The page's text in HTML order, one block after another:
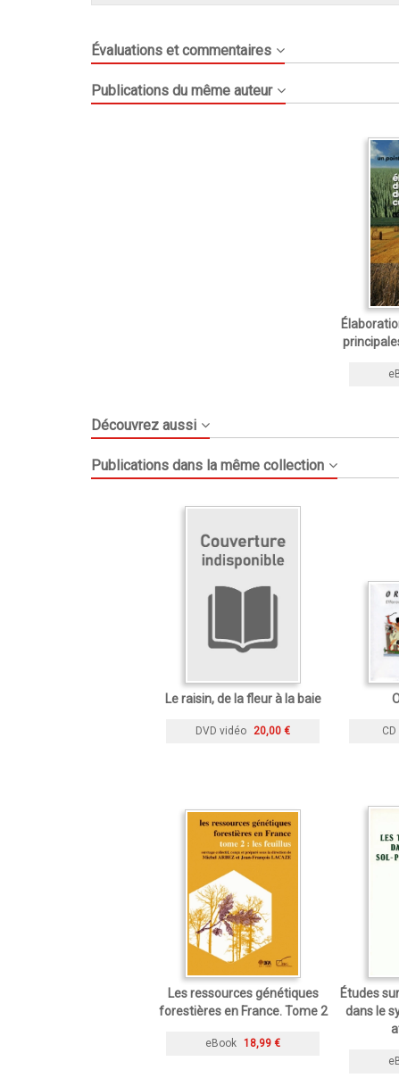
Évaluations et commentaires
Publications du même auteur
Découvrez aussi
Publications dans la même collection
Le raisin, de la fleur à la baie
DVD vidéo 20,00 €
Les ressources génétiques
forestières en France. Tome 2
eBook 18,99 €
Études
dans le